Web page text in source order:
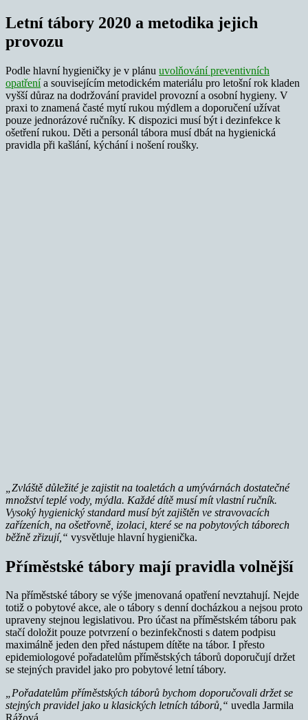
Letní tábory 2020 a metodika jejich
provozu
Podle hlavní hygieničky je v plánu uvolňování preventivních
opatřenía souvisejícím metodickém materiálu pro letošní rok kladen
vyšší důraz na dodržování pravidel provozní a osobní hygieny. V
praxi to znamená časté mytí rukou mýdlem a doporučení užívat
pouze jednorázové ručníky. K dispozici musí být i dezinfekce k
ošetření rukou. Děti a personál tábora musí dbát na hygienická
pravidla při kašlání, kýchání i nošení roušky.
„Zvláště důležité je zajistit na toaletách a umývárnách dostatečné
množství teplé vody, mýdla. Každé dítě musí mít vlastní ručník.
Vysoký hygienický standard musí být zajištěn ve stravovacích
zařízeních, na ošetřovně, izolaci, které se na pobytových táborech
běžně zřizují,“ vysvětluje hlavní hygienička.
Příměstské tábory mají pravidla volnější
Na příměstské tábory se výše jmenovaná opatření nevztahují. Nejde
totiž o pobytové akce, ale o tábory s denní docházkou a nejsou proto
upraveny stejnou legislativou. Pro účast na příměstském táboru pak
stačí doložit pouze potvrzení o bezinfekčnosti s datem podpisu
maximálně jeden den před nástupem dítěte na tábor. I přesto
epidemiologové pořadatelům příměstských táborů doporučují držet
se stejných pravidel jako pro pobytové letní tábory.
„Pořadatelům příměstských táborů bychom doporučovali držet se
stejných pravidel jako u klasických letních táborů,“ uvedla Jarmila